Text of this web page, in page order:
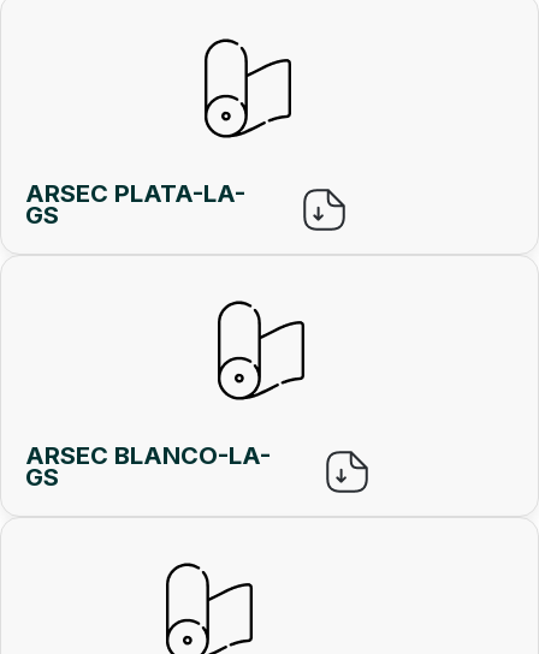
ARSEC PLATA-LA-
GS
ARSEC BLANCO-LA-
GS